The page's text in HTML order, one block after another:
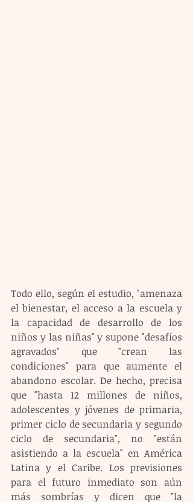
Todo ello, según el estudio, "amenaza
el bienestar, el acceso a la escuela y
la capacidad de desarrollo de los
niños y las niñas" y supone "desafíos
agravados" que "crean las
condiciones" para que aumente el
abandono escolar. De hecho, precisa
que "hasta 12 millones de niños,
adolescentes y jóvenes de primaria,
primer ciclo de secundaria y segundo
ciclo de secundaria", no "están
asistiendo a la escuela" en América
Latina y el Caribe. Los previsiones
para el futuro inmediato son aún
más sombrías y dicen que "la